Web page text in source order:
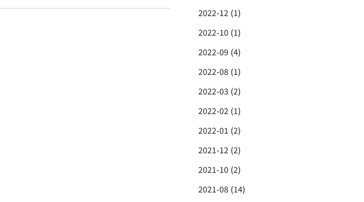
2022-12 (1)
2022-10 (1)
2022-09 (4)
2022-08 (1)
2022-03 (2)
2022-02 (1)
2022-01 (2)
2021-12 (2)
2021-10 (2)
2021-08 (14)